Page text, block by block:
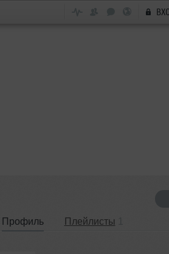
Профиль Плейлисты